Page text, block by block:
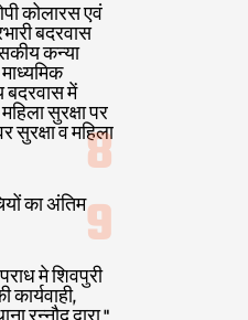
कोलारस एवं
बदरवास
कन्या
बदरवास में
सुरक्षा पर
सुरक्षा व महिला
का अंतिम
मे शिवपुरी